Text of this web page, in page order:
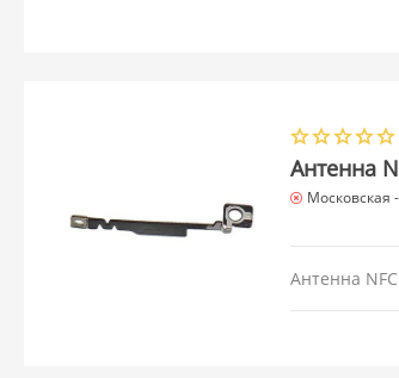
Антенна
Московская -
Антенна